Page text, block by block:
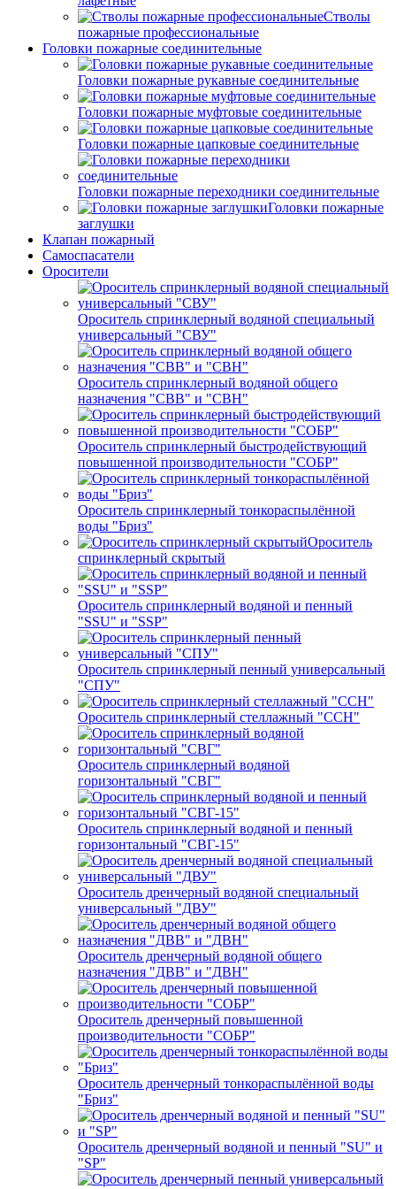
Стволы
пожарные профессиональные
Головки пожарные соединительные
Головки пожарные рукавные соединительные
Головки пожарные муфтовые соединительные
Головки пожарные цапковые соединительные
Головки пожарные переходники соединительные
Головки пожарные
заглушки
Клапан пожарный
Самоспасатели
Оросители
Ороситель спринклерный водяной специальный
универсальный "СВУ"
Ороситель спринклерный водяной общего
назначения "СВВ" и "СВН"
Ороситель спринклерный быстродействующий
повышенной производительности "СОБР"
Ороситель спринклерный тонкораспылённой
воды "Бриз"
Ороситель
спринклерный скрытый
Ороситель спринклерный водяной и пенный
"SSU" и "SSP"
Ороситель спринклерный пенный универсальный
"СПУ"
Ороситель спринклерный стеллажный "ССН"
Ороситель спринклерный водяной
горизонтальный "СВГ"
Ороситель спринклерный водяной и пенный
горизонтальный "СВГ-15"
Ороситель дренчерный водяной специальный
универсальный "ДВУ"
Ороситель дренчерный водяной общего
назначения "ДВВ" и "ДВН"
Ороситель дренчерный повышенной
производительности "СОБР"
Ороситель дренчерный тонкораспылённой воды
"Бриз"
Ороситель дренчерный водяной и пенный "SU" и
"SP"